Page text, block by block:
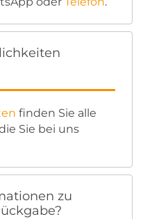
finden Sie alle
Sie bei uns
zu